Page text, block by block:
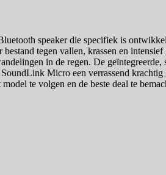
speaker die specifiek is
bestand tegen vallen, krassen en
in de regen. De
Micro een verrassend
te volgen en de beste deal te